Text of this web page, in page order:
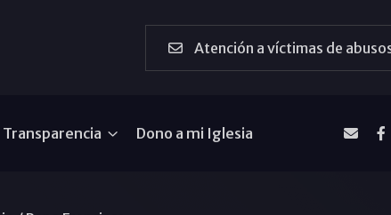
Atención a víctimas de
Transparencia Dono a mi Iglesia